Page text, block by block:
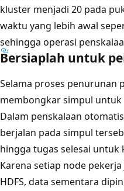
kluster menjadi 20 pada
waktu yang lebih awal
sehingga operasi
Bersiaplah untuk
Selama proses penurunan
membongkar simpul
Dalam penskalaan
berjalan pada simpul
hingga tugas selesai untuk
Karena setiap node
HDFS, data sementara